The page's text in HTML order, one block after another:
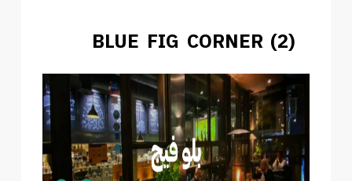
BLUE FIG CORNER (2)